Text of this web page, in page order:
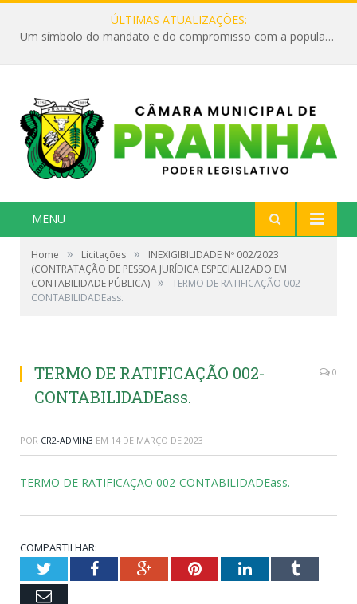
ÚLTIMAS ATUALIZAÇÕES:
Um símbolo do mandato e do compromisso com a população
MENU
Home » Licitações »
INEXIGIBILIDADE Nº 002/2023
(CONTRATAÇÃO DE PESSOA JURÍDICA ESPECIALIZADO EM
CONTABILIDADE PÚBLICA) »
TERMO DE RATIFICAÇÃO 002-
CONTABILIDADEass.
TERMO DE RATIFICAÇÃO 002-
CONTABILIDADEass.
0
POR CR2-ADMIN3 EM 14 DE MARÇO DE 2023
TERMO DE RATIFICAÇÃO 002-CONTABILIDADEass.
COMPARTILHAR:
TwitterFacebookGoogle+PinterestLinkedInTumblr
Email